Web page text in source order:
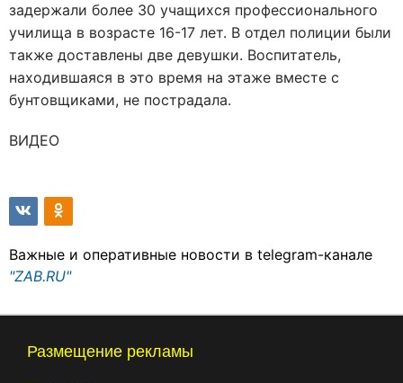
задержали более 30 учащихся профессионального
училища в возрасте 16-17 лет. В отдел полиции были
также доставлены две девушки. Воспитатель,
находившаяся в это время на этаже вместе с
бунтовщиками, не пострадала.
ВИДЕО
Важные и оперативные новости в telegram-канале
"ZAB.RU"
Размещение рекламы